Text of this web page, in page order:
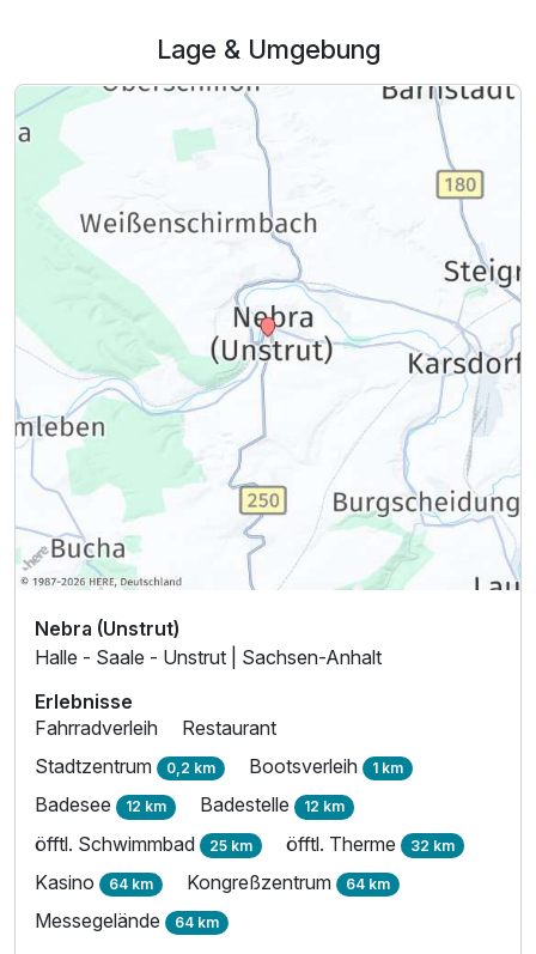
Ausstattung
p.P. ab 189,00 €
Einzelzimmer Economy
1 Erwachsenen und 1 Kind
Ausstattung
Lage & Umgebung
Nebra (Unstrut)
Halle - Saale - Unstrut | Sachsen-Anhalt
Erlebnisse
Fahrradverleih
Restaurant
Stadtzentrum 0,2 km Bootsverleih 1 km
Badesee 12 km Badestelle 12 km
öfftl. Schwimmbad 25 km öfftl. Therme 32 km
Kasino 64 km Kongreßzentrum 64 km
Messegelände 64 km